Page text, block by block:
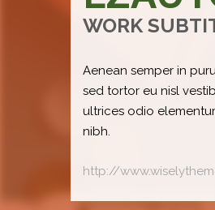
WORK
Aenean semper in
sed tortor eu nisl
ultrices odio
nibh.
http://